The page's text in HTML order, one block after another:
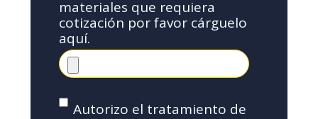
materiales que requiera
cotización por favor cárguelo
aquí.
Autorizo el tratamiento de